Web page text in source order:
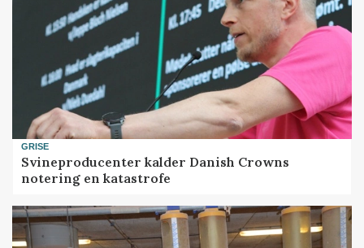
GRISE
Svineproducenter kalder Danish Crowns
notering en katastrofe